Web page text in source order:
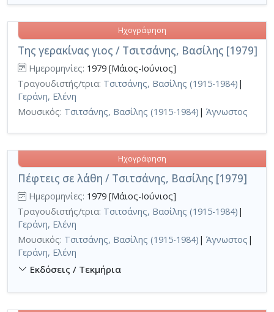
Της γερακίνας γιος / Τσιτσάνης, Βασίλης [1979]
Ηχογράφηση
Ημερομηνίες: 1979 [Μάιος-Ιούνιος]
Τραγουδιστής/τρια: Τσιτσάνης, Βασίλης (1915-1984) |
Γεράνη, Ελένη
Μουσικός: Τσιτσάνης, Βασίλης (1915-1984) | Άγνωστος
Πέφτεις σε λάθη / Τσιτσάνης, Βασίλης [1979]
Ηχογράφηση
Ημερομηνίες: 1979 [Μάιος-Ιούνιος]
Τραγουδιστής/τρια: Τσιτσάνης, Βασίλης (1915-1984) |
Γεράνη, Ελένη
Μουσικός: Τσιτσάνης, Βασίλης (1915-1984) | Άγνωστος |
Γεράνη, Ελένη
Εκδόσεις / Τεκμήρια